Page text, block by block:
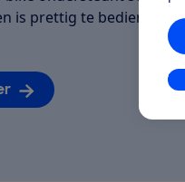
is prettig te bedienen.